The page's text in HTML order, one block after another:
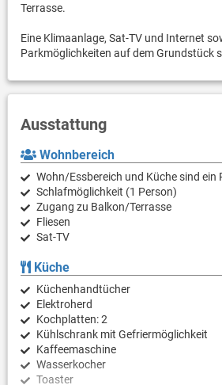
Terrasse.
Eine Klimaanlage, Sat-TV und Internet
Parkmöglichkeiten auf dem Grundstück
Ausstattung
Wohnbereich
Wohn/Essbereich und Küche sind ein
Schlafmöglichkeit (1 Person)
Zugang zu Balkon/Terrasse
Fliesen
Sat-TV
Küche
Küchenhandtücher
Elektroherd
Kochplatten: 2
Kühlschrank mit Gefriermöglichkeit
Kaffeemaschine
Wasserkocher
Toaster